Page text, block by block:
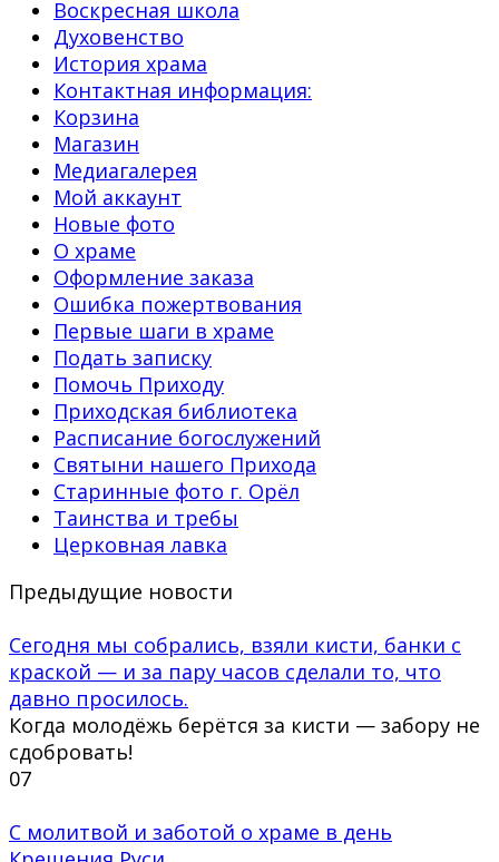
Воскресная школа
Духовенство
История храма
Контактная информация:
Корзина
Магазин
Медиагалерея
Мой аккаунт
Новые фото
О храме
Оформление заказа
Ошибка пожертвования
Первые шаги в храме
Подать записку
Помочь Приходу
Приходская библиотека
Расписание богослужений
Святыни нашего Прихода
Старинные фото г. Орёл
Таинства и требы
Церковная лавка
Предыдущие новости
Сегодня мы собрались, взяли кисти, банки с
краской — и за пару часов сделали то, что
давно просилось.
Когда молодёжь берётся за кисти — забору не
сдобровать!
07
С молитвой и заботой о храме в день